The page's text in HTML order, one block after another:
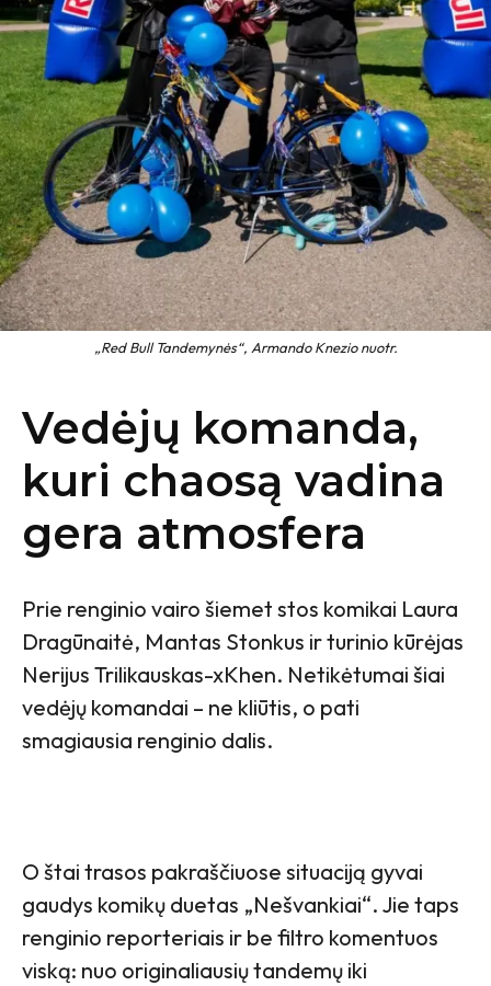
„Red Bull Tandemynės“, Armando Knezio nuotr.
Vedėjų komanda,
kuri chaosą vadina
gera atmosfera
Prie renginio vairo šiemet stos komikai Laura
Dragūnaitė, Mantas Stonkus ir turinio kūrėjas
Nerijus Trilikauskas-xKhen. Netikėtumai šiai
vedėjų komandai – ne kliūtis, o pati
smagiausia renginio dalis.
O štai trasos pakraščiuose situaciją gyvai
gaudys komikų duetas „Nešvankiai“. Jie taps
renginio reporteriais ir be filtro komentuos
viską: nuo originaliausių tandemų iki